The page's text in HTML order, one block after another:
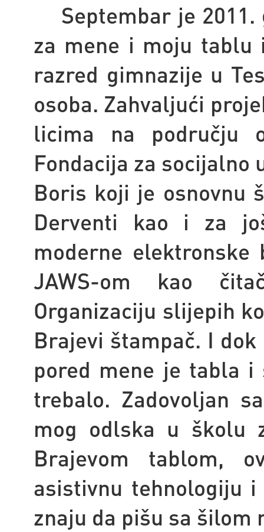
Septembar je
za mene i moju
razred gimnazije u
osoba. Zahvaljući
licima na području
Fondacija za socijalno
Boris koji je osnovnu
Derventi kao i za
moderne
JAWS-om kao
Organizaciju slijepih
Brajevi štampač. I
pored mene je tabla i
trebalo. Zadovoljan
mog odlska u školu
Brajevom tablom,
asistivnu tehnologiju
znaju da pišu sa šilom